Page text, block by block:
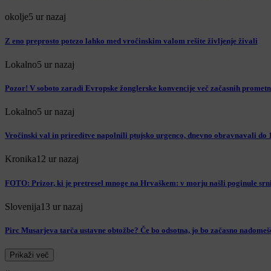
okolje5 ur nazaj
Z eno preprosto potezo lahko med vročinskim valom rešite življenje živali
Lokalno5 ur nazaj
Pozor! V soboto zaradi Evropske žonglerske konvencije več začasnih
Lokalno5 ur nazaj
Vročinski val in prireditve napolnili ptujsko urgenco, dnevno obravnavali do
Kronika12 ur nazaj
FOTO: Prizor, ki je pretresel mnoge na Hrvaškem: v morju našli poginule
Slovenija13 ur nazaj
Pirc Musarjeva tarča ustavne obtožbe? Če bo odsotna, jo bo začasno
Prikaži več